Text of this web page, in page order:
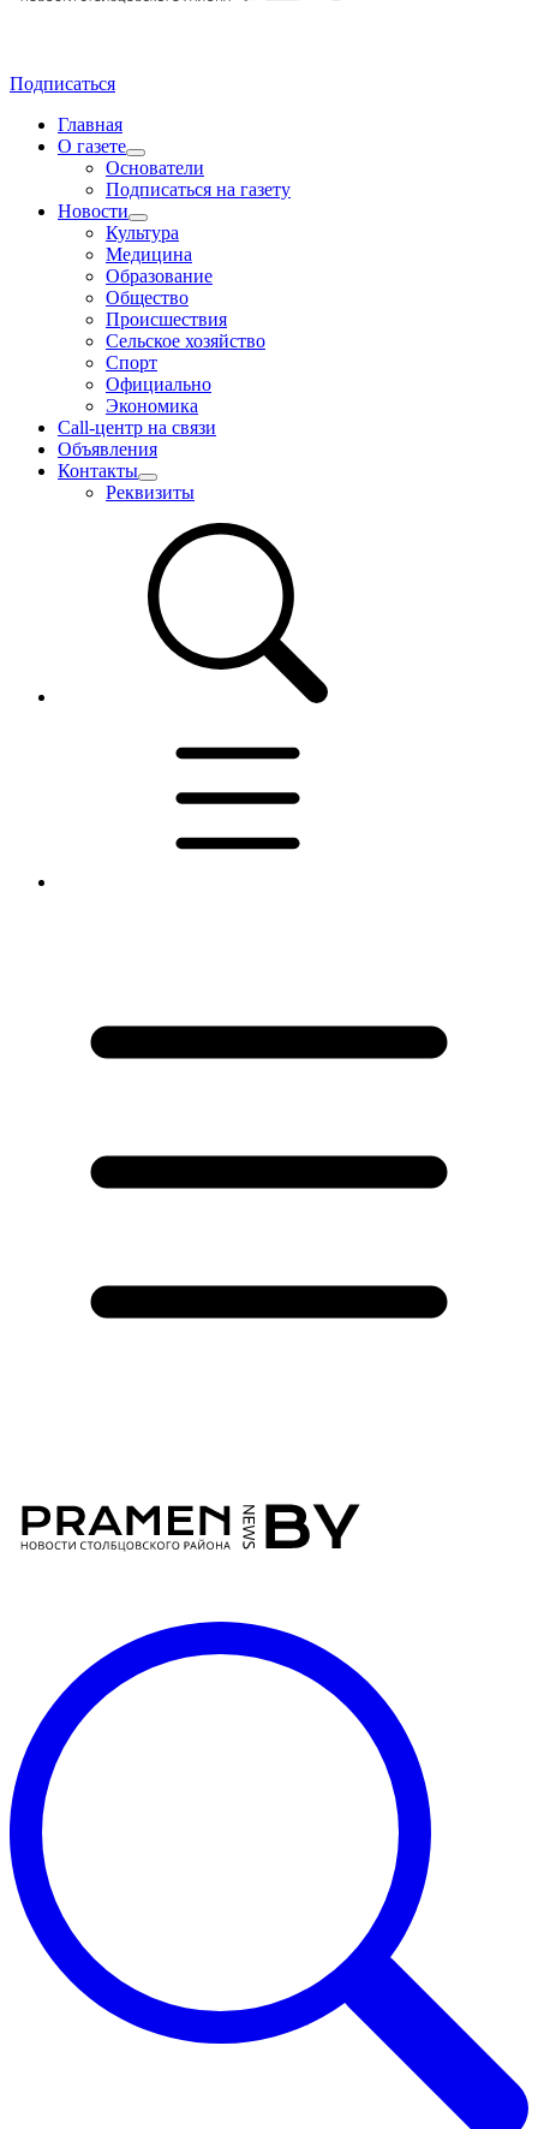
Подписаться
Главная
О газете
Основатели
Подписаться на газету
Новости
Культура
Медицина
Образование
Общество
Происшествия
Сельское хозяйство
Спорт
Официально
Экономика
Call-центр на связи
Объявления
Контакты
Реквизиты